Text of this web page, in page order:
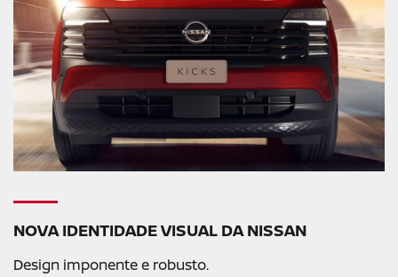
NOVA IDENTIDADE VISUAL DA NISSAN
Design imponente e robusto.